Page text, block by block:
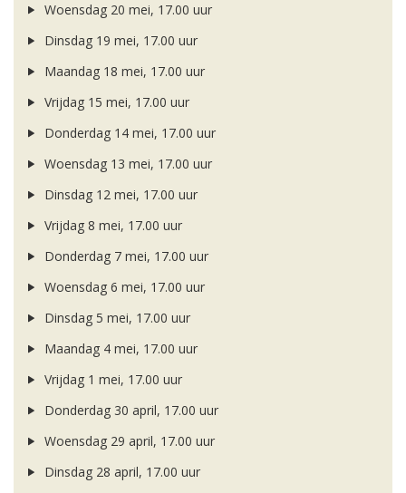
Woensdag 20 mei, 17.00 uur
Dinsdag 19 mei, 17.00 uur
Maandag 18 mei, 17.00 uur
Vrijdag 15 mei, 17.00 uur
Donderdag 14 mei, 17.00 uur
Woensdag 13 mei, 17.00 uur
Dinsdag 12 mei, 17.00 uur
Vrijdag 8 mei, 17.00 uur
Donderdag 7 mei, 17.00 uur
Woensdag 6 mei, 17.00 uur
Dinsdag 5 mei, 17.00 uur
Maandag 4 mei, 17.00 uur
Vrijdag 1 mei, 17.00 uur
Donderdag 30 april, 17.00 uur
Woensdag 29 april, 17.00 uur
Dinsdag 28 april, 17.00 uur